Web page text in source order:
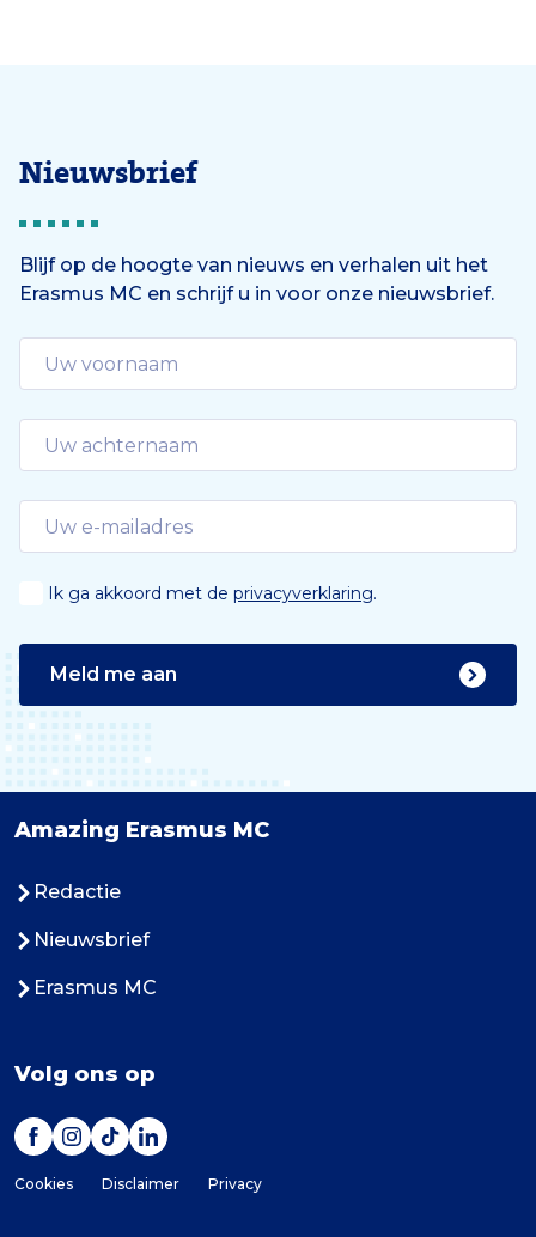
Nieuwsbrief
Blijf op de hoogte van nieuws en verhalen uit het
Erasmus MC en schrijf u in voor onze nieuwsbrief.
Ik ga akkoord met de privacyverklaring.
Meld me aan
Amazing Erasmus MC
Redactie
Nieuwsbrief
Erasmus MC
Volg ons op
Cookies Disclaimer Privacy